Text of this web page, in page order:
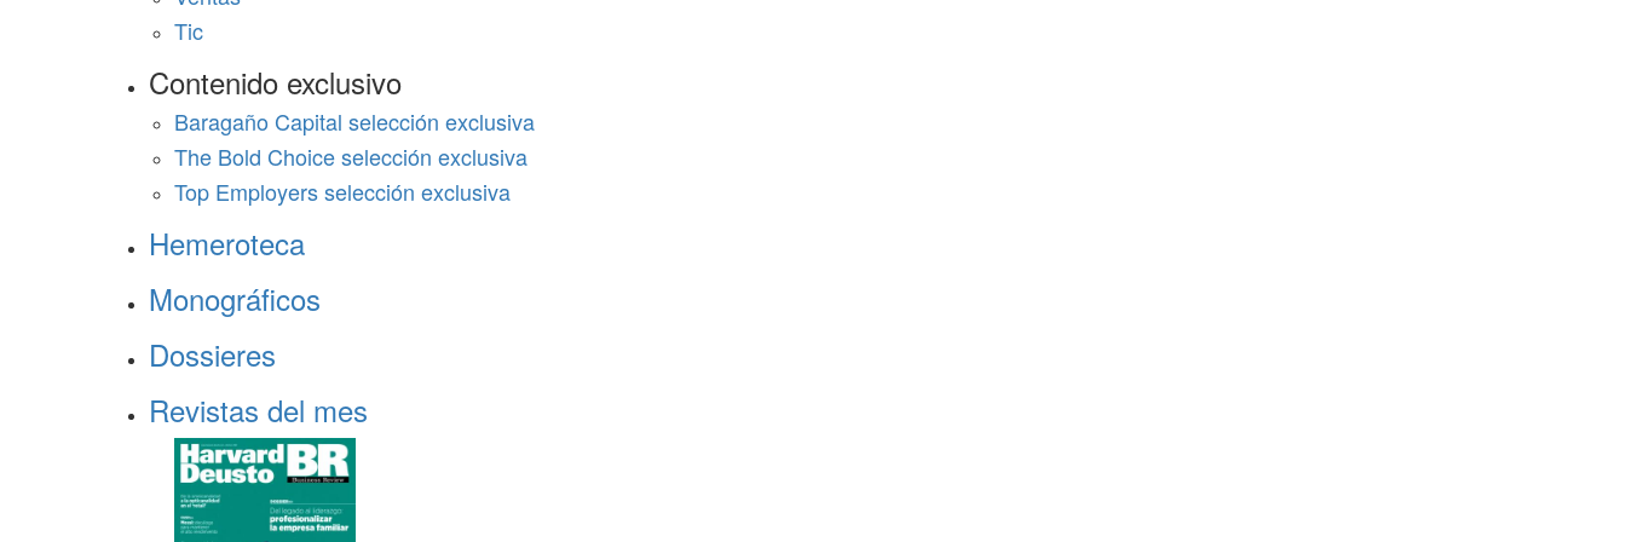
Tic
Contenido exclusivo
Baragaño Capital selección exclusiva
The Bold Choice selección exclusiva
Top Employers selección exclusiva
Hemeroteca
Monográficos
Dossieres
Revistas del mes